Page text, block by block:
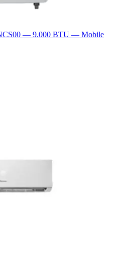
— 9.000 BTU — Mobile